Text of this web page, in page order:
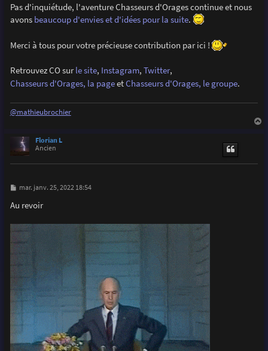
Pas d'inquiétude, l'aventure Chasseurs d'Orages continue et nous
avons beaucoup d'envies et d'idées pour la suite.
Merci à tous pour votre précieuse contribution par ici !
Retrouvez CO surle site, Instagram, Twitter,
Chasseurs d'Orages, la pageetChasseurs d'Orages, le groupe.
@mathieubrochier
Florian L
Ancien
M
s
s
g
e
mar. janv. 25, 2022 18:54
Au revoir